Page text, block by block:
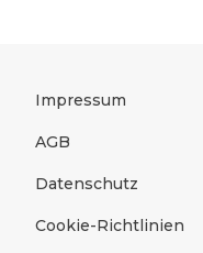
Rechtliches
Impressum
AGB
Datenschutz
Cookie-Richtlinien